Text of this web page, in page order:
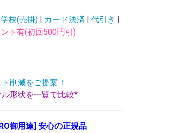
校(売掛) | カード決済 | 代引き |
ト有(初回500円引)
削減をご提案！
形状を一覧で比較*
御用達] 安心の正規品